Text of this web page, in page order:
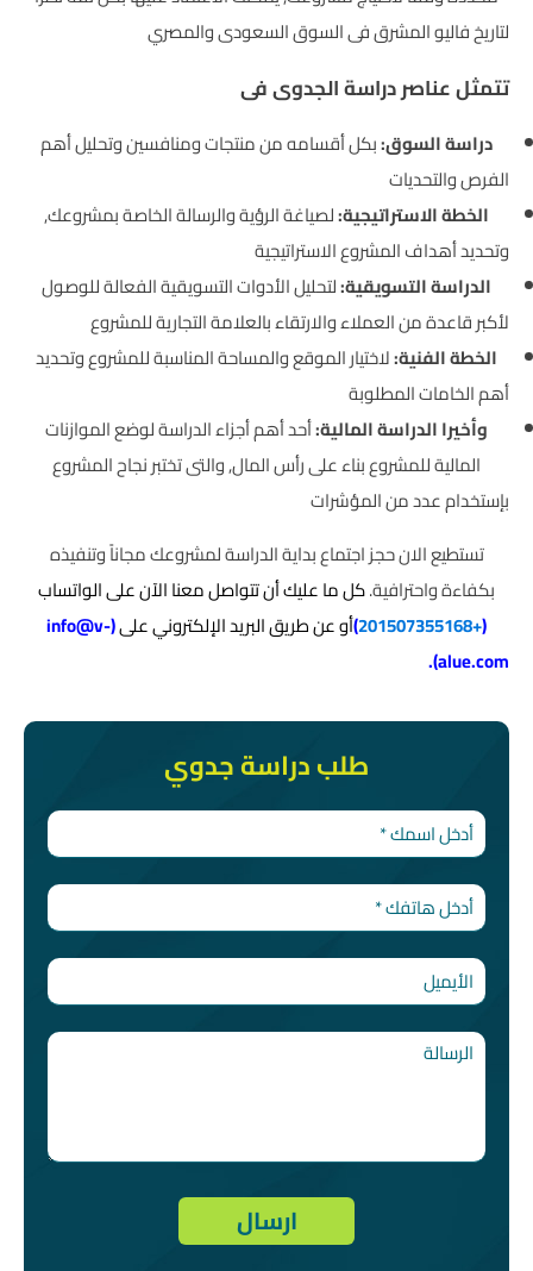
طلب دراسة جدوي
لتاريخ فاليو المشرق فى السوق السعودى والمصري
تتمثل عناصر دراسة الجدوى فى
دراسة السوق:بكل أقسامه من منتجات ومنافسين وتحليل أهم
الفرص والتحديات
الخطة الاستراتيجية:لصياغة الرؤية والرسالة الخاصة بمشروعك,
وتحديد أهداف المشروع الاستراتيجية
الدراسة التسويقية:لتحليل الأدوات التسويقية الفعالة للوصول
لأكبر قاعدة من العملاء والارتقاء بالعلامة التجارية للمشروع
الخطة الفنية:لاختيار الموقع والمساحة المناسبة للمشروع وتحديد
أهم الخامات المطلوبة
وأخيرا الدراسة المالية:أحد أهم أجزاء الدراسة لوضع الموازنات
المالية للمشروع بناء على رأس المال, والتى تختبر نجاح المشروع
بإستخدام عدد من المؤشرات
تستطيع الان حجز اجتماع بداية الدراسة لمشروعك مجاناً وتنفيذه
بكفاءة واحترافية.كل ما عليك أن تتواصل معنا الآن على الواتساب
(
+201507355168
)أو عن طريق البريد الإلكتروني على(
info@v-
alue.com
).